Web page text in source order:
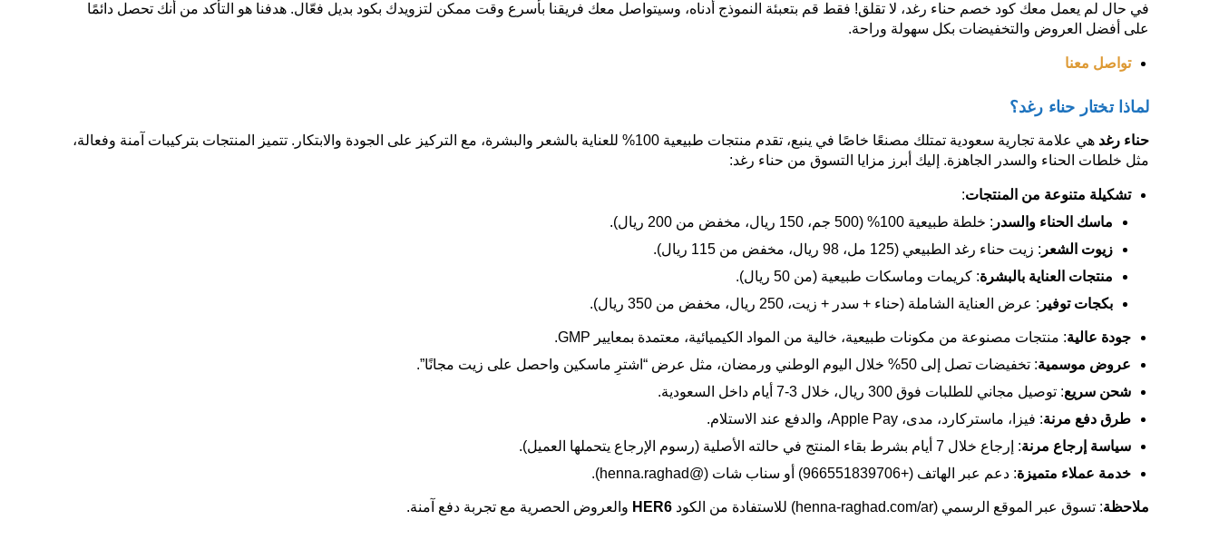
في حال لم يعمل معك كود خصم حناء رغد، لا تقلق! فقط قم بتعبئة النموذج أدناه، وسيتواصل معك فريقنا بأسرع وقت ممكن لتزويدك بكود بديل فعّال. هدفنا هو التأكد من أنك تحصل دائمًا
على أفضل العروض والتخفيضات بكل سهولة وراحة.
تواصل معنا
لماذا تختار حناء رغد؟
حناء رغد
هي علامة تجارية سعودية تمتلك مصنعًا خاصًا في ينبع، تقدم منتجات طبيعية 100% للعناية بالشعر والبشرة، مع التركيز على الجودة والابتكار. تتميز المنتجات بتركيبات آمنة وفعالة،
مثل خلطات الحناء والسدر الجاهزة. إليك أبرز مزايا التسوق من حناء رغد:
تشكيلة متنوعة من المنتجات:
ماسك الحناء والسدر : خلطة طبيعية 100% (500 جم، 150 ريال، مخفض من 200 ريال).
زيوت الشعر : زيت حناء رغد الطبيعي (125 مل، 98 ريال، مخفض من 115 ريال).
منتجات العناية بالبشرة: كريمات وماسكات طبيعية (من 50 ريال).
بكجات توفير : عرض العناية الشاملة (حناء + سدر + زيت، 250 ريال، مخفض من 350 ريال).
جودة عالية: منتجات مصنوعة من مكونات طبيعية، خالية من المواد الكيميائية، معتمدة بمعايير GMP.
عروض موسمية: تخفيضات تصل إلى 50% خلال اليوم الوطني ورمضان، مثل عرض “اشترِ ماسكين واحصل على زيت مجانًا”.
شحن سريع: توصيل مجاني للطلبات فوق 300 ريال، خلال 3-7 أيام داخل السعودية.
طرق دفع مرنة: فيزا، ماستركارد، مدى، Apple Pay، والدفع عند الاستلام.
سياسة إرجاع مرنة: إرجاع خلال 7 أيام بشرط بقاء المنتج في حالته الأصلية (رسوم الإرجاع يتحملها العميل).
خدمة عملاء متميزة: دعم عبر الهاتف (+966551839706) أو سناب شات (@henna.raghad).
ملاحظة: تسوق عبر الموقع الرسمي (henna-raghad.com/ar) للاستفادة من الكود HER6 والعروض الحصرية مع تجربة دفع آمنة.